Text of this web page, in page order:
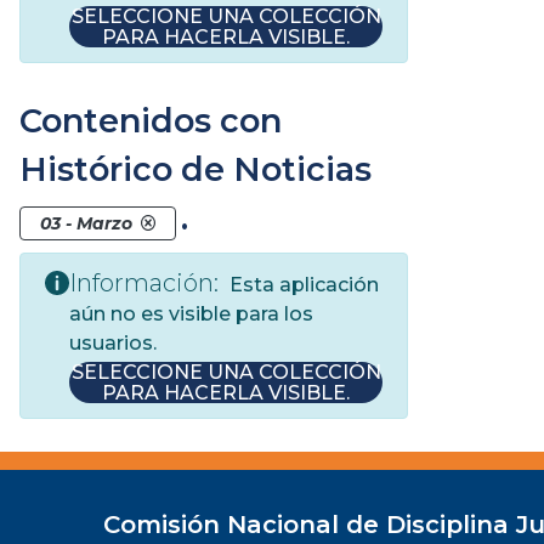
SELECCIONE UNA COLECCIÓN
PARA HACERLA VISIBLE.
Contenidos con
Histórico de Noticias
03 - Marzo .
Información:
Esta aplicación
aún no es visible para los
usuarios.
SELECCIONE UNA COLECCIÓN
PARA HACERLA VISIBLE.
Comisión Nacional de Disciplina